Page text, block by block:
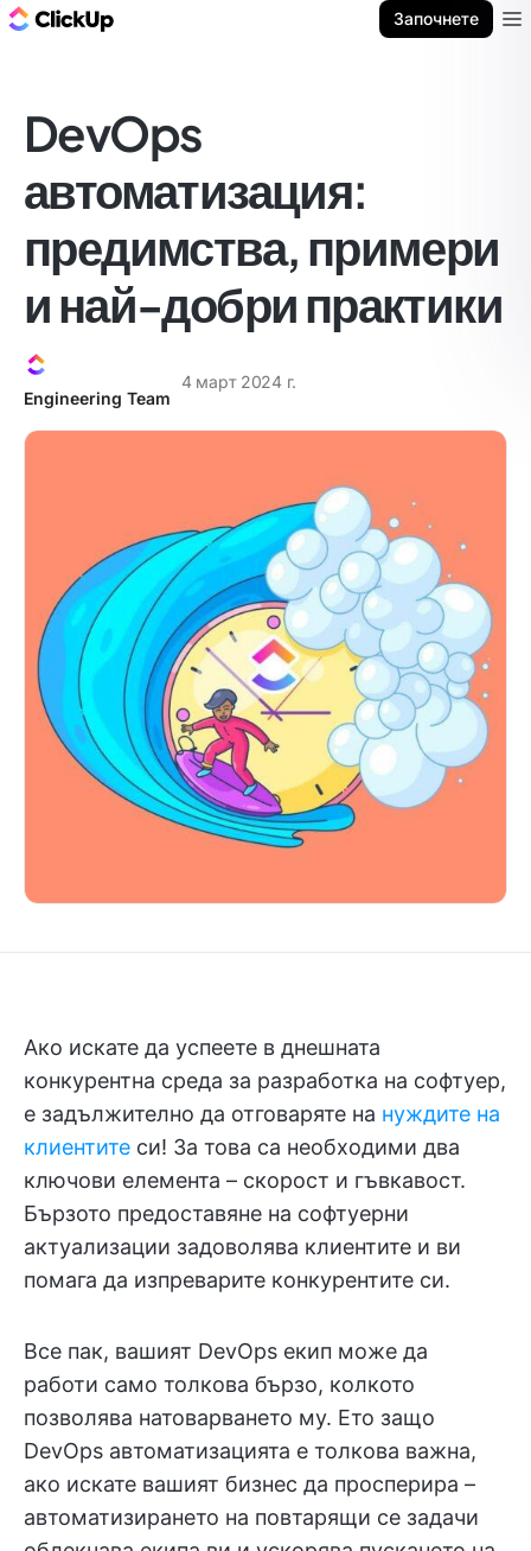
Започнете
DevOps
автоматизация:
предимства, примери
и най-добри практики
Engineering Team
4 март 2024 г.
Ако искате да успеете в днешната
конкурентна среда за разработка на софтуер,
е задължително да отговаряте на нуждите на
клиентите си! За това са необходими два
ключови елемента – скорост и гъвкавост.
Бързото предоставяне на софтуерни
актуализации задоволява клиентите и ви
помага да изпреварите конкурентите си.
Все пак, вашият DevOps екип може да
работи само толкова бързо, колкото
позволява натоварването му. Ето защо
DevOps автоматизацията е толкова важна,
ако искате вашият бизнес да просперира –
автоматизирането на повтарящи се задачи